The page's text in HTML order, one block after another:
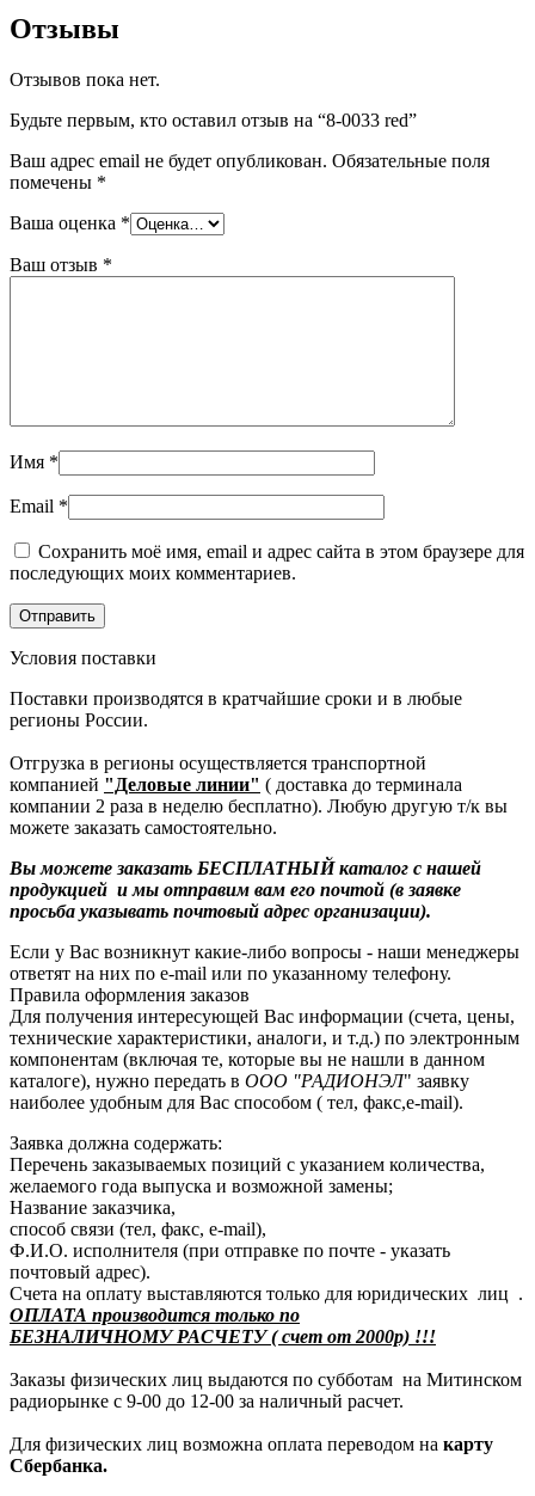
Отзывы
Отзывов пока нет.
Будьте первым, кто оставил отзыв на “8-0033 red”
Ваш адрес email не будет опубликован. Обязательные поля
помечены *
Ваша оценка *
Ваш отзыв *
Имя *
Email *
Сохранить моё имя, email и адрес сайта в этом браузере для
последующих моих комментариев.
Условия поставки
Поставки производятся в кратчайшие сроки и в любые
регионы России.
Отгрузка в регионы осуществляется транспортной
компанией "Деловые линии" ( доставка до терминала
компании 2 раза в неделю бесплатно). Любую другую т/к вы
можете заказать самостоятельно.
Вы можете заказать БЕСПЛАТНЫЙ каталог с нашей
продукцией и мы отправим вам его почтой (в заявке
просьба указывать почтовый адрес организации).
Если у Вас возникнут какие-либо вопросы - наши менеджеры
ответят на них по e-mail или по указанному телефону.
Правила оформления заказов
Для получения интересующей Вас информации (счета, цены,
технические характеристики, аналоги, и т.д.) по электронным
компонентам (включая те, которые вы не нашли в данном
каталоге), нужно передать в ООО "РАДИОНЭЛ" заявку
наиболее удобным для Вас способом ( тел, факс,e-mail).
Заявка должна содержать:
Перечень заказываемых позиций с указанием количества,
желаемого года выпуска и возможной замены;
Название заказчика,
способ связи (тел, факс, e-mail),
Ф.И.О. исполнителя (при отправке по почте - указать
почтовый адрес).
Счета на оплату выставляются только для юридических лиц .
ОПЛАТА производится только по
БЕЗНАЛИЧНОМУ РАСЧЕТУ ( счет от 2000р) !!!
Заказы физических лиц выдаются по субботам на Митинском
радиорынке с 9-00 до 12-00 за наличный расчет.
Для физических лиц возможна оплата переводом на карту
Сбербанка.